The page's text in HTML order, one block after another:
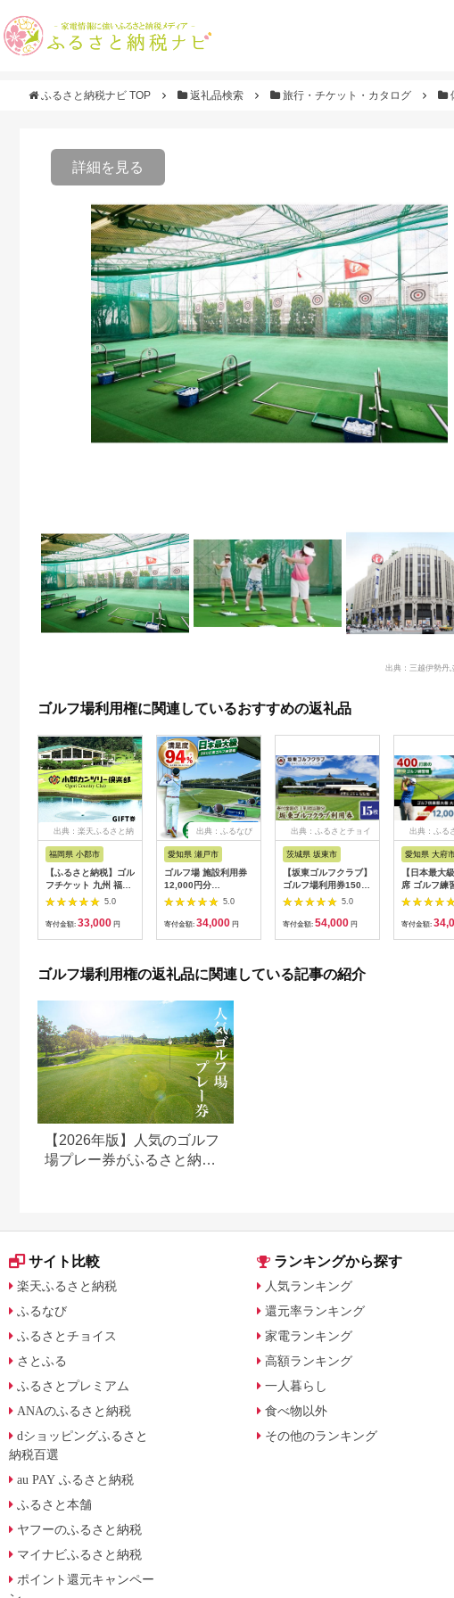
ふるさと納税ナビ TOP 返礼品検索 旅行・チケット・カタログ
詳細を見る
出典：三越伊勢丹
ゴルフ場利用権に関連しているおすすめの返礼品
出典：楽天ふるさと納
福岡県 小郡市
【ふるさと納税】ゴル
フチケット 九州 福岡
小郡カンツリー倶楽部
ギフト券 9枚 9000円
ゴルフ チケット 商品
5.0
寄付金額: 33,000 円
出典：ふるなび
愛知県 瀬戸市
ゴルフ場 施設利用券
12,000円分
[BBEC002]ゴルフ倶
楽部大樹 瀬戸店
5.0
寄付金額: 34,000 円
出典：ふるさとチョイ
茨城県 坂東市
【坂東ゴルフクラブ】
ゴルフ場利用券15000
円分（寄付金額の3割
相当額分） ／ ゴルフ
プレー 都心から1時間
立地 ゴルフラウンド
アウトドア スポーツ
5.0
寄付金額: 54,000 円
出典：ふる
愛知県 大府
【日本最大
席 ゴルフ練
ルフ倶楽部
店 施設利用券
【12,000円
寄付金額:
ゴルフ場利用権の返礼品に関連している記事の紹介
【2026年版】人気のゴルフ
場プレー券がふるさと納税
サイト比較
楽天ふるさと納税
ふるなび
ふるさとチョイス
さとふる
ふるさとプレミアム
ANAのふるさと納税
dショッピングふるさと
納税百選
au PAY ふるさと納税
ふるさと本舗
ヤフーのふるさと納税
マイナビふるさと納税
ポイント還元キャンペー
ランキングから探す
人気ランキング
還元率ランキング
家電ランキング
高額ランキング
一人暮らし
食べ物以外
その他のランキング